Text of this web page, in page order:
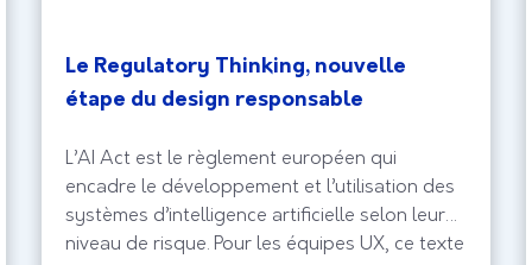
Le Regulatory Thinking, nouvelle
étape du design responsable
L’AI Act est le règlement européen qui
encadre le développement et l’utilisation des
systèmes d’intelligence artificielle selon leur
niveau de risque. Pour les équipes UX, ce texte